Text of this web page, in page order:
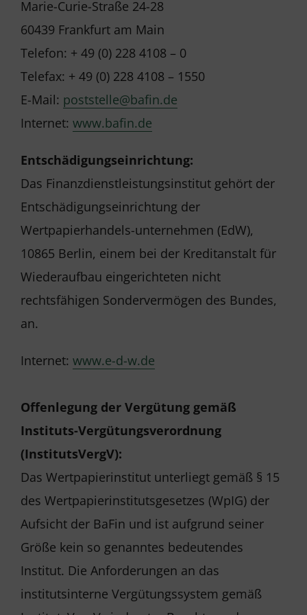
Marie-Curie-Straße 24-28
60439 Frankfurt am Main
Telefon: + 49 (0) 228 4108 – 0
Telefax: + 49 (0) 228 4108 – 1550
E-Mail: poststelle@bafin.de
Internet: www.bafin.de
Entschädigungseinrichtung:
Das Finanzdienstleistungsinstitut gehört der
Entschädigungseinrichtung der
Wertpapierhandels-unternehmen (EdW),
10865 Berlin, einem bei der Kreditanstalt für
Wiederaufbau eingerichteten nicht
rechtsfähigen Sondervermögen des Bundes,
an.
Internet: www.e-d-w.de
Offenlegung der Vergütung gemäß
Instituts-Vergütungsverordnung
(InstitutsVergV):
Das Wertpapierinstitut unterliegt gemäß § 15
des Wertpapierinstitutsgesetzes (WpIG) der
Aufsicht der BaFin und ist aufgrund seiner
Größe kein so genanntes bedeutendes
Institut. Die Anforderungen an das
institutsinterne Vergütungssystem gemäß